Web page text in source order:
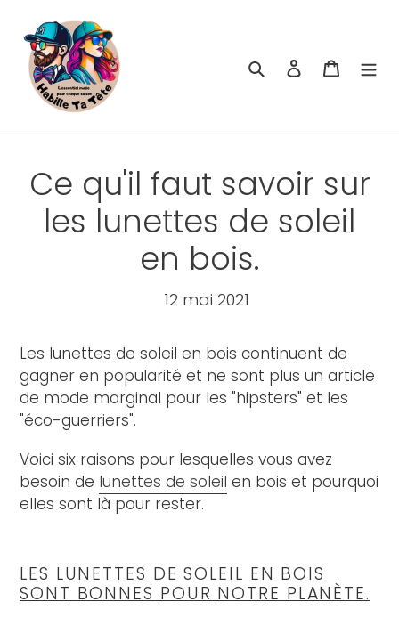
contenu
Rechercher
Se Panier
Ce qu'il faut savoir sur
les lunettes de soleil
en bois.
12 mai 2021
Les lunettes de soleil en bois continuent de
gagner en popularité et ne sont plus un article
de mode marginal pour les "hipsters" et les
"éco-guerriers".
Voici six raisons pour lesquelles vous avez
besoin de lunettes de soleil en bois et pourquoi
elles sont là pour rester.
LES LUNETTES DE SOLEIL EN BOIS
SONT BONNES POUR NOTRE PLANÈTE.